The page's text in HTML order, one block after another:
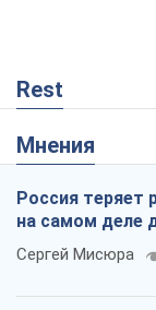
Rest
Мнения
Россия теряет
на самом деле
Сергей Мисюра